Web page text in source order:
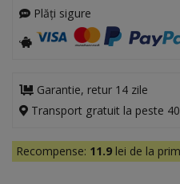
Plăți sigure
Garantie, retur 14 zile
Transport gratuit la peste
Recompense: 11.9 lei de la